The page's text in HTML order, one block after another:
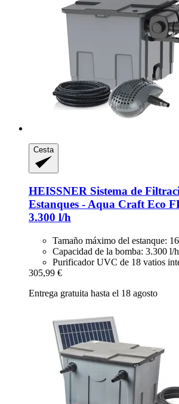
Cesta
HEISSNER Sistema de
Estanques -​ Aqua Craft Eco
3.300 l/h
Tamaño máximo del estanque:
Capacidad de la bomba: 3.300 l/h
Purificador UVC de 18 vatios
305,99 €
Entrega gratuita hasta el 18 agosto